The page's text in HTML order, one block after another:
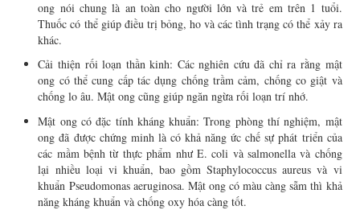
ong nói chung là an toàn cho người lớn và trẻ em trên 1 tuổi.
Thuốc có thể giúp điều trị bỏng, ho và các tình trạng có thể xảy ra
khác.
Cải thiện rối loạn thần kinh: Các nghiên cứu đã chỉ ra rằng mật
ong có thể cung cấp tác dụng chống trầm cảm, chống co giật và
chống lo âu. Mật ong cũng giúp ngăn ngừa rối loạn trí nhớ.
Mật ong có đặc tính kháng khuẩn: Trong phòng thí nghiệm, mật
ong đã được chứng minh là có khả năng ức chế sự phát triển của
các mầm bệnh từ thực phẩm như E. coli và salmonella và chống
lại nhiều loại vi khuẩn, bao gồm Staphylococcus aureus và vi
khuẩn Pseudomonas aeruginosa. Mật ong có màu càng sẫm thì khả
năng kháng khuẩn và chống oxy hóa càng tốt.